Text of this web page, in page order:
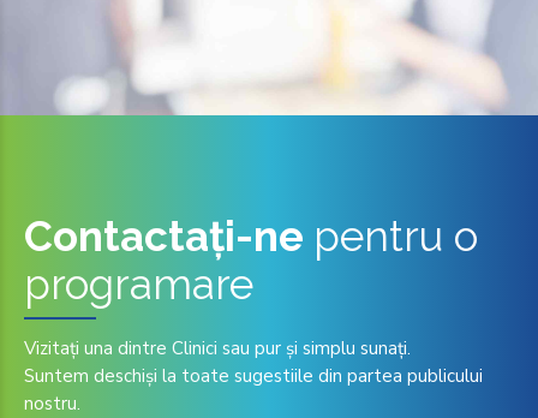
Contactați-ne pentru o
programare
Vizitaţi una dintre Clinici sau pur și simplu sunaţi.
Suntem deschiși la toate sugestiile din partea publicului
nostru.